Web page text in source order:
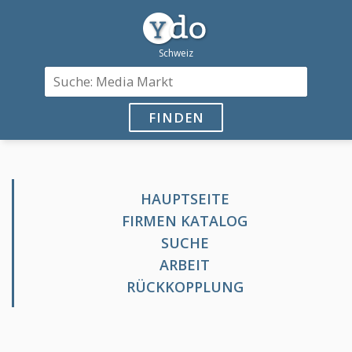
FINDEN
HAUPTSEITE
FIRMEN KATALOG
SUCHE
ARBEIT
RÜCKKOPPLUNG